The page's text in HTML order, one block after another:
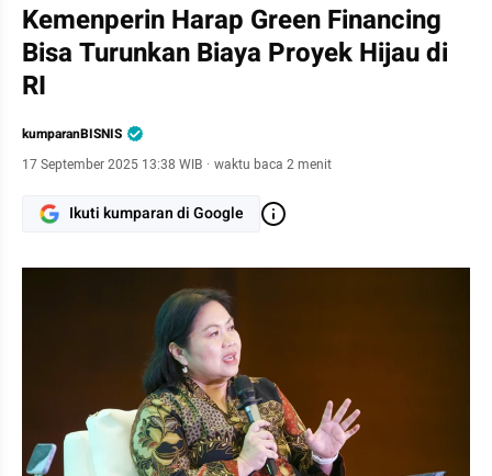
Kemenperin Harap Green Financing
Bisa Turunkan Biaya Proyek Hijau di
RI
kumparanBISNIS
17 September 2025 13:38 WIB · waktu baca 2 menit
Ikuti kumparan di Google